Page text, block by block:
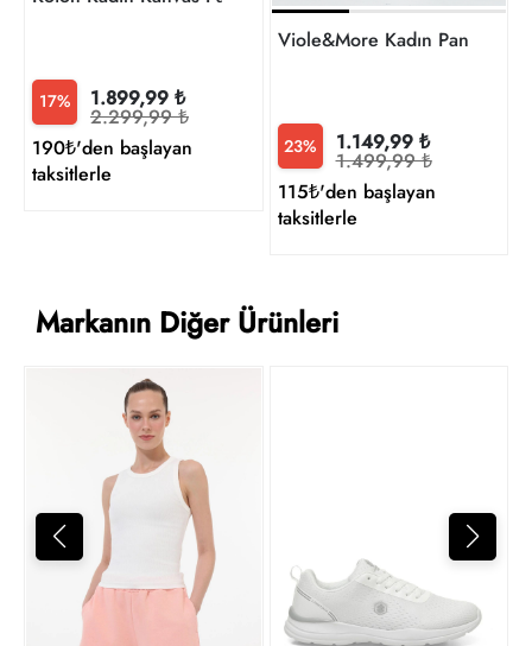
17% 1.899,99 ₺
2.299,99 ₺
190₺'den başlayan
taksitlerle
23% 1.149,99 ₺
1.499,99 ₺
115₺'den başlayan
taksitlerle
Markanın Diğer Ürünleri